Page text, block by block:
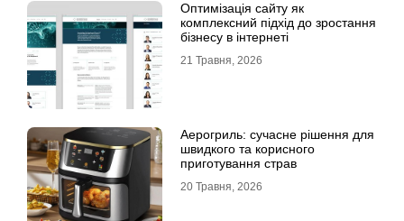
Оптимізація сайту як
комплексний підхід до зростання
бізнесу в інтернеті
21 Травня, 2026
Аерогриль: сучасне рішення для
швидкого та корисного
приготування страв
20 Травня, 2026